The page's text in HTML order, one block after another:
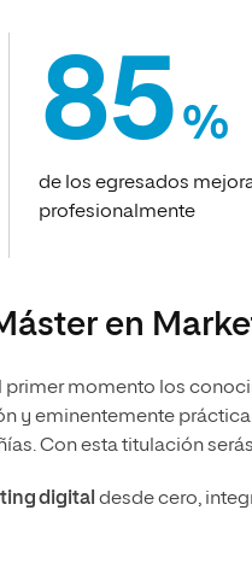
85 %
de los egresados
profesionalmente
en
momento los
y eminentemente
Con esta titulación
digital desde cero,